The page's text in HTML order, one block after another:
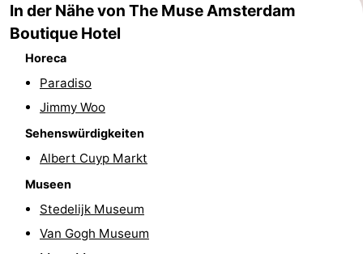
Stadt
der
Diamante
Plätze
Zentrum
Gärten
und
Stadtviertel
Nordholland
In der Nähe von The Muse Amsterdam
Boutique Hotel
Horeca
Paradiso
Jimmy Woo
Sehenswürdigkeiten
Albert Cuyp Markt
Museen
Stedelijk Museum
Van Gogh Museum